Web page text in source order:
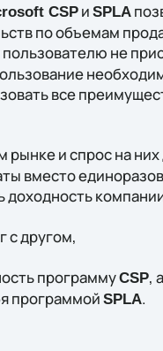
CSPи SPLA
по объемам
не
все
и спрос на них
вместо
доходность
с другом,
программуCSP,
программой SPLA.